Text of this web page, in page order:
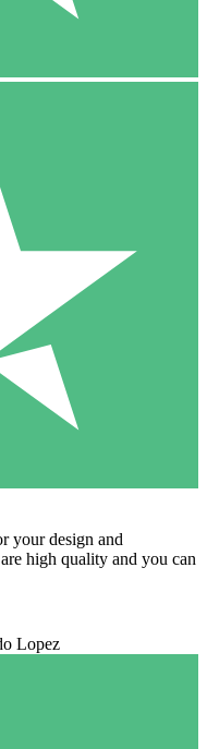
your design and
high quality and you can
Lopez